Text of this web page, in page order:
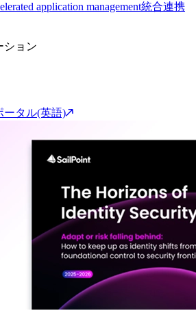
application management統合連携
ション
ータル(英語)